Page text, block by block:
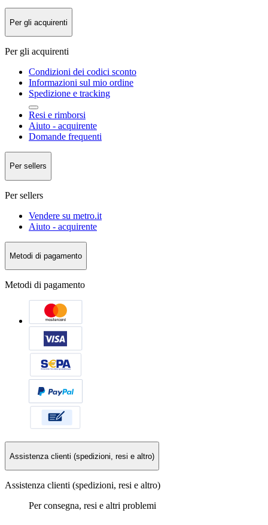
Per gli acquirenti
Per gli acquirenti
Condizioni dei codici sconto
Informazioni sul mio ordine
Spedizione e tracking
Resi e rimborsi
Aiuto - acquirente
Domande frequenti
Per sellers
Per sellers
Vendere su metro.it
Aiuto - acquirente
Metodi di pagamento
Metodi di pagamento
Assistenza clienti (spedizioni, resi e altro)
Assistenza clienti (spedizioni, resi e altro)
Per consegna, resi e altri problemi